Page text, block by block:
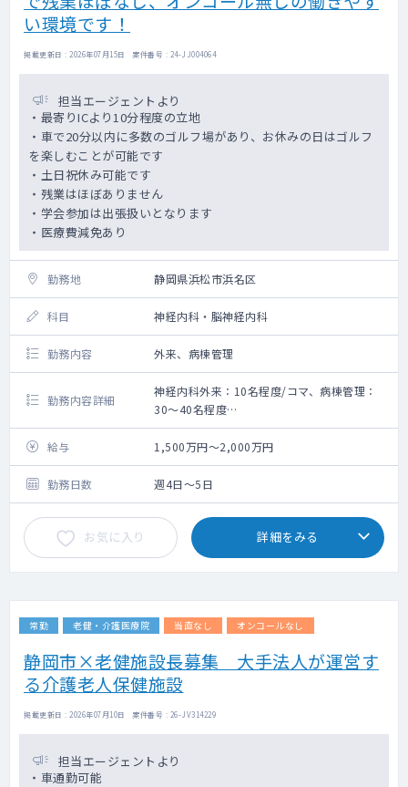
い環境です！
掲載更新日 : 2026年07月15日 案件番号 : 24-JJ004064
担当エージェントより
・最寄りICより10分程度の立地
・車で20分以内に多数のゴルフ場があり、お休みの日はゴルフ
を楽しむことが可能です
・土日祝休み可能です
・残業はほぼありません
・学会参加は出張扱いとなります
・医療費減免あり
勤務地 静岡県浜松市浜名区
科目 神経内科・脳神経内科
勤務内容 外来、病棟管理
勤務内容詳細
神経内科外来：10名程度/コマ、病棟管理：
30～40名程度
神経内科・脳神経内科医師業務全般をお願い
致します。
神経内科外来
・担当コマ数：2～3コマ/週
・外来患者数：10名程度/コマ
・主な疾患 ：神経難病
病棟管理
・主な疾患 ：神経難病
給与 1,500万円～2,000万円
勤務日数 週4日～5日
お気に入り 詳細をみる
常勤 老健・介護医療院 当直なし オンコールなし
静岡市×老健施設長募集 大手法人が運営す
る介護老人保健施設
掲載更新日 : 2026年07月10日 案件番号 : 26-JV314229
担当エージェントより
・車通勤可能